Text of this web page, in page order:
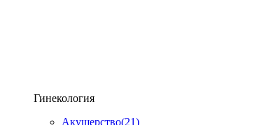
Гинекология
Акушерство(21)